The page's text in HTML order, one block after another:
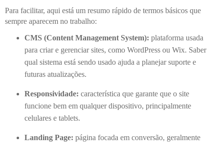
Para facilitar, aqui está um resumo rápido de termos básicos que
sempre aparecem no trabalho:
CMS (Content Management System): plataforma usada
para criar e gerenciar sites, como WordPress ou Wix. Saber
qual sistema está sendo usado ajuda a planejar suporte e
futuras atualizações.
Responsividade: característica que garante que o site
funcione bem em qualquer dispositivo, principalmente
celulares e tablets.
Landing Page: página focada em conversão, geralmente